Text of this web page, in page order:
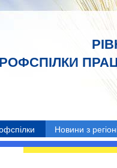
Новини з